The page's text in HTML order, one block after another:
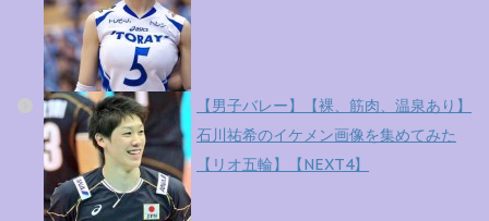
【男子バレー】【裸、筋肉、温泉あり】
石川祐希のイケメン画像を集めてみた
【リオ五輪】【NEXT4】